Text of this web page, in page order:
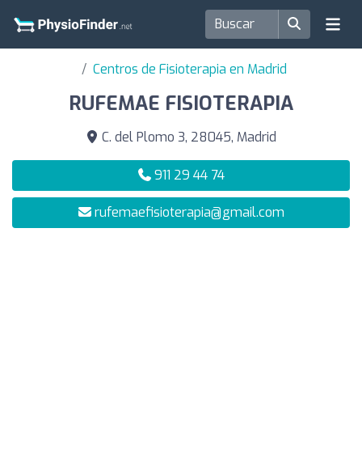
Centros de Fisioterapia en Madrid
RUFEMAE FISIOTERAPIA
C. del Plomo 3, 28045, Madrid
911 29 44 74
rufemaefisioterapia@gmail.com